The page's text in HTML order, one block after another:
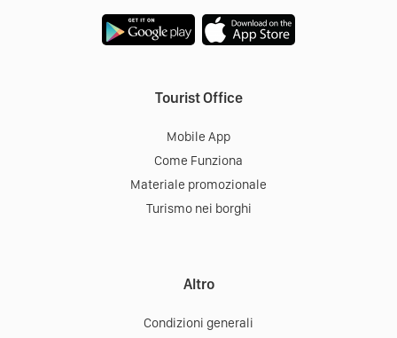
Tourist Office
Mobile App
Come Funziona
Materiale promozionale
Turismo nei borghi
Altro
Condizioni generali